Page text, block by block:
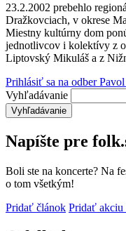
23.2.2002 prebehlo
Dražkovciach, v okrese
Miestny kultúrny dom
jednotlivcov i kolektívy z
Liptovský Mikuláš a z
Prihlásiť sa na odber
Vyhľadávanie
Napíšte pre
Boli ste na koncerte? Na
o tom všetkým!
Pridať článok Pridať akciu